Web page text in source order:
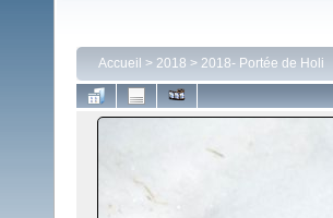
Accueil > 2018 > 2018- Portée de Holi